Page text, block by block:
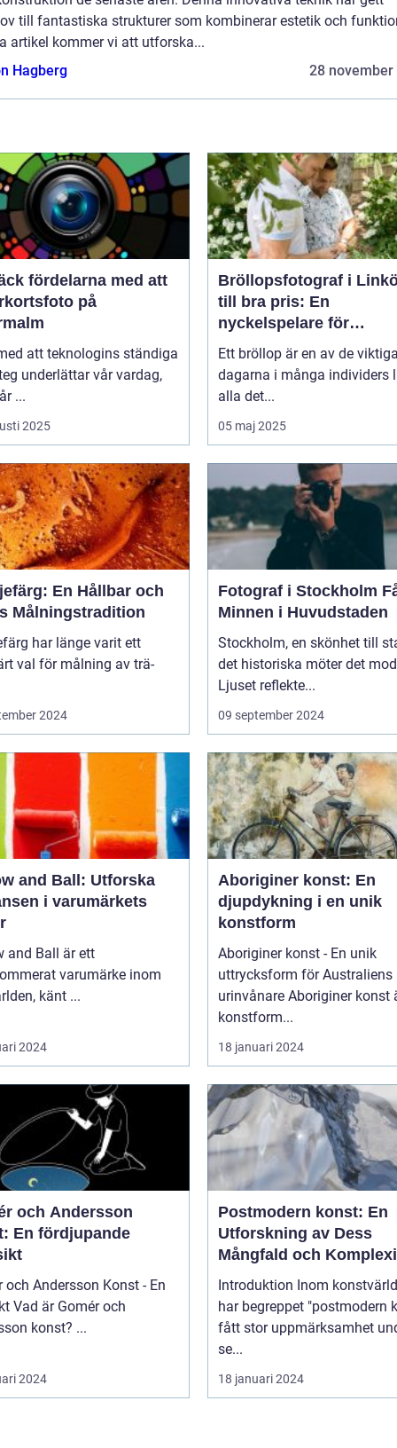
till fantastiska strukturer som kombinerar estetik och
artikel kommer vi att utforska...
Hagberg
28 november
fördelarna med att
på
att teknologins ständiga
underlättar vår vardag,
...
2025
Bröllopsfotograf i
till bra pris: En
nyckelspelare för
oförglömliga minnen
Ett bröllop är en av de
dagarna i många individers
alla det...
05 maj 2025
En Hållbar och
Målningstradition
har länge varit ett
val för målning av trä-
2024
Fotograf i Stockholm Fånga
Minnen i Huvudstaden
Stockholm, en skönhet till
det historiska möter det
Ljuset reflekte...
09 september 2024
and Ball: Utforska
i varumärkets
and Ball är ett
varumärke inom
känt ...
2024
Aboriginer konst: En
djupdykning i en unik
konstform
Aboriginer konst - En unik
uttrycksform för Australiens
urinvånare Aboriginer konst är en
konstform...
18 januari 2024
och Andersson
En fördjupande
och Andersson Konst - En
och
Andersson konst? ...
2024
Postmodern konst: En
Utforskning av Dess
Mångfald och
Introduktion Inom konstvärlden
har begreppet "postmodern
fått stor uppmärksamhet
se...
18 januari 2024